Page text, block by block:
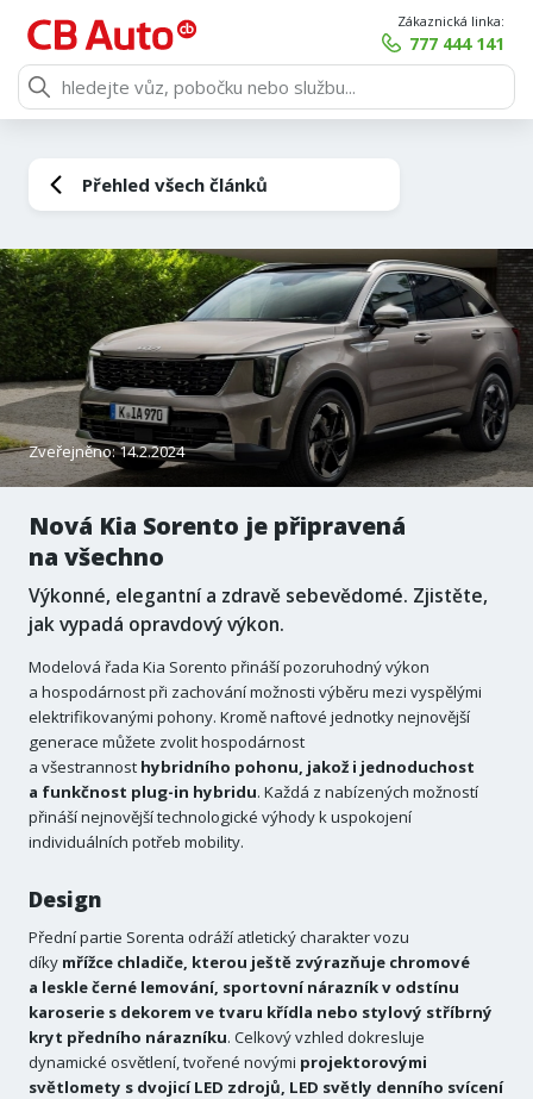
Zákaznická linka:
777 444 141
Přehled všech článků
Zveřejněno: 14.2.2024
Nová Kia Sorento je připravená
na všechno
Výkonné, elegantní a zdravě sebevědomé. Zjistěte,
jak vypadá opravdový výkon.
Modelová řada Kia Sorento přináší pozoruhodný výkon
a hospodárnost při zachování možnosti výběru mezi vyspělými
elektrifikovanými pohony. Kromě naftové jednotky nejnovější
generace můžete zvolit hospodárnost
a všestrannost hybridního pohonu, jakož i jednoduchost
a funkčnost plug-in hybridu. Každá z nabízených možností
přináší nejnovější technologické výhody k uspokojení
individuálních potřeb mobility.
Design
Přední partie Sorenta odráží atletický charakter vozu
díky mřížce chladiče, kterou ještě zvýrazňuje chromové
a leskle černé lemování, sportovní nárazník v odstínu
karoserie s dekorem ve tvaru křídla nebo stylový stříbrný
kryt předního nárazníku. Celkový vzhled dokresluje
dynamické osvětlení, tvořené novými projektorovými
světlomety s dvojicí LED zdrojů, LED světly denního svícení